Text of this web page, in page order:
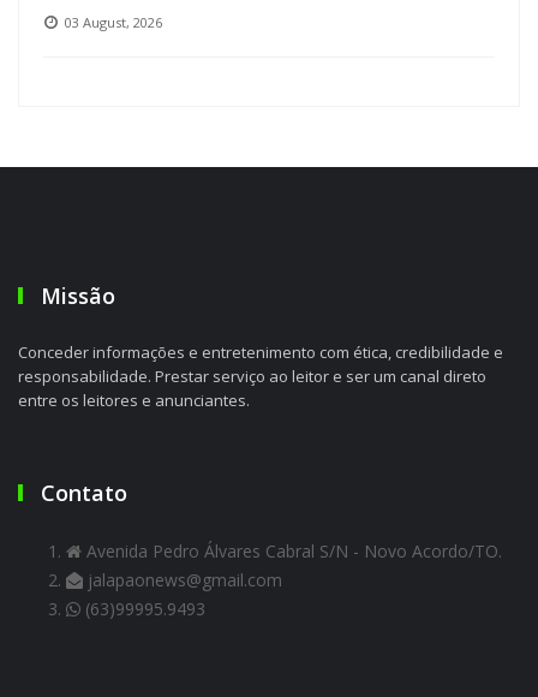
03 August, 2026
Missão
Conceder informações e entretenimento com ética, credibilidade e
responsabilidade. Prestar serviço ao leitor e ser um canal direto
entre os leitores e anunciantes.
Contato
Avenida Pedro Álvares Cabral S/N - Novo Acordo/TO.
jalapaonews@gmail.com
(63)99995.9493